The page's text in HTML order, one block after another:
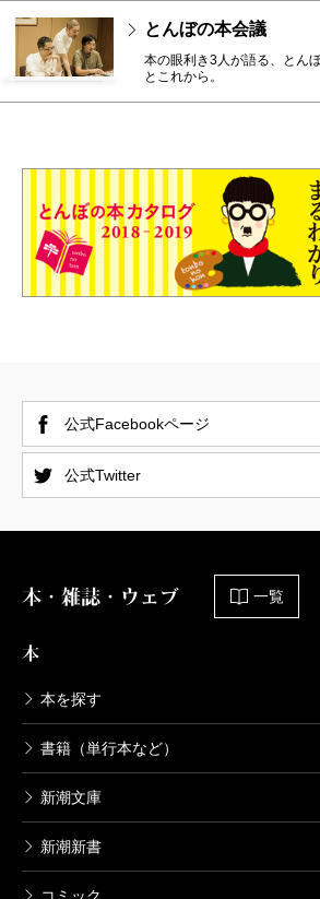
とんぼの本会議
本の眼利き3人が語る、とん
とこれから。
公式Facebookページ
公式Twitter
本・雑誌・ウェブ 一覧
本
本を探す
書籍（単行本など）
新潮文庫
新潮新書